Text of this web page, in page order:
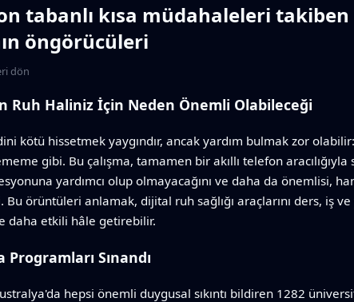
tabanlı kısa müdahaleleri
öngörücüleri
dön
Ruh Haliniz İçin Neden Önemli Olabileceği
kötü hissetmek yaygındır, ancak yardım bulmak zor
gibi. Bu çalışma, tamamen bir akıllı telefon
yardımcı olup olmayacağını ve daha da önemlisi,
örüntüleri anlamak, dijital ruh sağlığı araçlarını ders, iş
daha etkili hâle getirebilir.
Programları Sınandı
hepsi önemli duygusal sıkıntı bildiren 1282